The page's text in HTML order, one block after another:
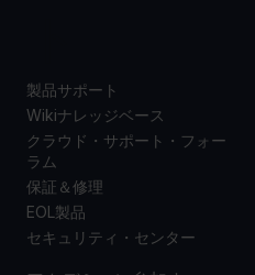
製品サポート
Wikiナレッジベース
クラウド・サポート・フォー
ラム
保証＆修理
EOL製品
セキュリティ・センター